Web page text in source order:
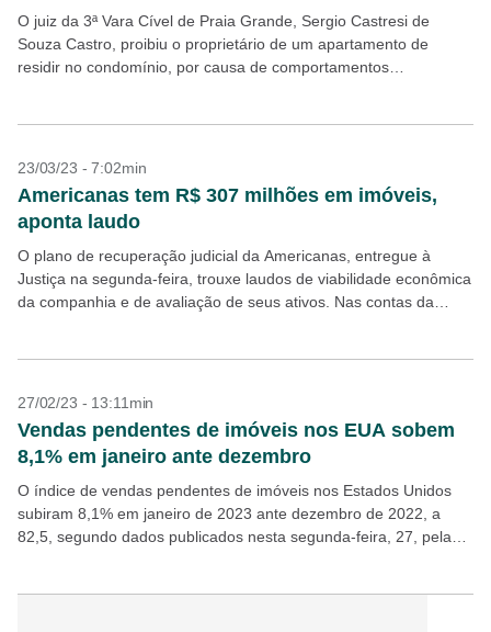
O juiz da 3ª Vara Cível de Praia Grande, Sergio Castresi de
Souza Castro, proibiu o proprietário de um apartamento de
residir no condomínio, por causa de comportamentos
23/03/23 - 7:02min
Americanas tem R$ 307 milhões em imóveis,
aponta laudo
O plano de recuperação judicial da Americanas, entregue à
Justiça na segunda-feira, trouxe laudos de viabilidade econômica
da companhia e de avaliação de seus ativos. Nas contas da
27/02/23 - 13:11min
Vendas pendentes de imóveis nos EUA sobem
8,1% em janeiro ante dezembro
O índice de vendas pendentes de imóveis nos Estados Unidos
subiram 8,1% em janeiro de 2023 ante dezembro de 2022, a
82,5, segundo dados publicados nesta segunda-feira, 27, pela